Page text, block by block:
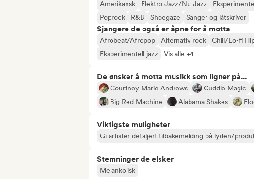
Amerikansk Elektro Jazz/Nu Jazz
Poprock
R&B Shoegaze Sanger og låtskriver
Sjangere de også er åpne for å motta
Afrobeat/Afropop Alternativ rock Chill/Lo-fi
Eksperimentell jazz
Vis alle +4
De ønsker å motta musikk som ligner på...
Courtney Marie Andrews Cuddle Magic
Big Red Machine
Alabama Shakes
Viktigste muligheter
Gi artister detaljert tilbakemelding på lyden/
Stemninger de elsker
Melankolisk